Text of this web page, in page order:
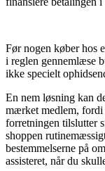
Før nogen køber hos
i reglen gennemlæse
ikke specielt
En nem løsning kan
mærket medlem, fordi
forretningen tilslutter
shoppen
bestemmelserne på
assisteret, når du